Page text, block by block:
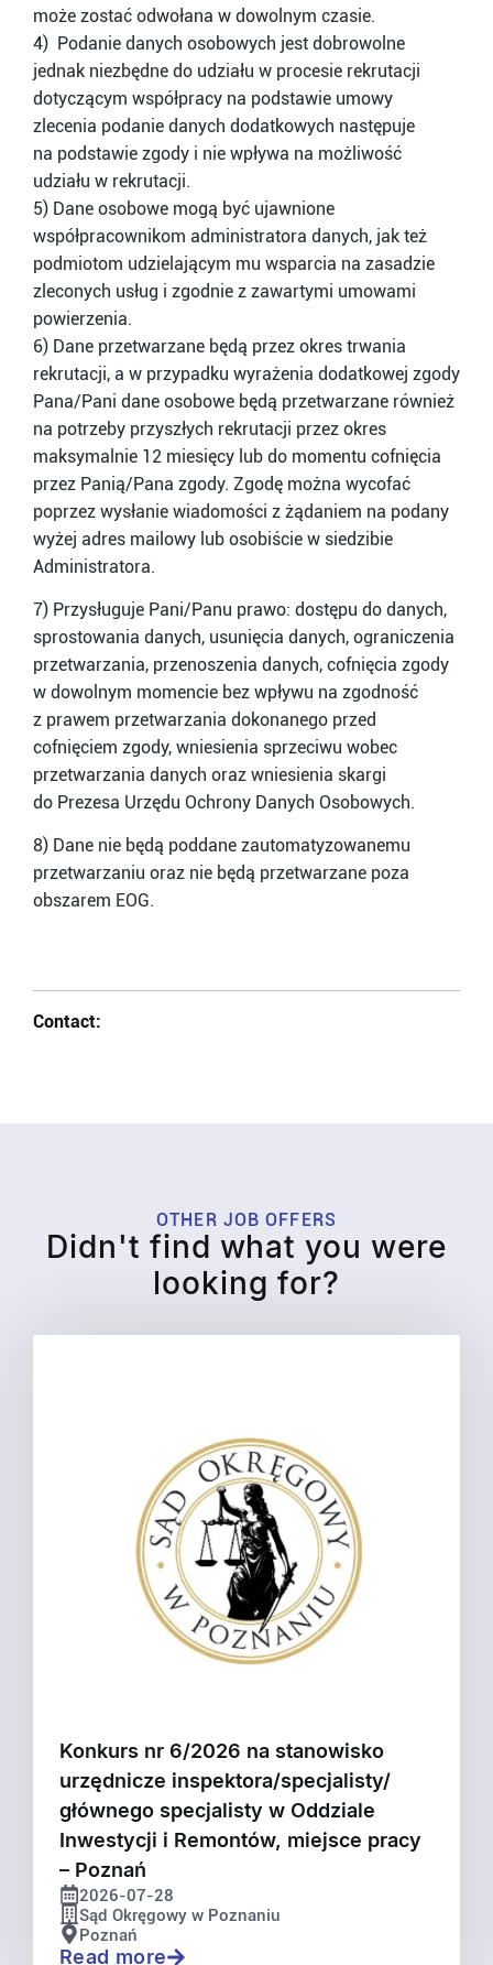
może zostać odwołana w dowolnym czasie.
4) Podanie danych osobowych jest dobrowolne
jednak niezbędne do udziału w procesie rekrutacji
dotyczącym współpracy na podstawie umowy
zlecenia podanie danych dodatkowych następuje
na podstawie zgody i nie wpływa na możliwość
udziału w rekrutacji.
5) Dane osobowe mogą być ujawnione
współpracownikom administratora danych, jak też
podmiotom udzielającym mu wsparcia na zasadzie
zleconych usług i zgodnie z zawartymi umowami
powierzenia.
6) Dane przetwarzane będą przez okres trwania
rekrutacji, a w przypadku wyrażenia dodatkowej zgody
Pana/Pani dane osobowe będą przetwarzane również
na potrzeby przyszłych rekrutacji przez okres
maksymalnie 12 miesięcy lub do momentu cofnięcia
przez Panią/Pana zgody. Zgodę można wycofać
poprzez wysłanie wiadomości z żądaniem na podany
wyżej adres mailowy lub osobiście w siedzibie
Administratora.
7) Przysługuje Pani/Panu prawo: dostępu do danych,
sprostowania danych, usunięcia danych, ograniczenia
przetwarzania, przenoszenia danych, cofnięcia zgody
w dowolnym momencie bez wpływu na zgodność
z prawem przetwarzania dokonanego przed
cofnięciem zgody, wniesienia sprzeciwu wobec
przetwarzania danych oraz wniesienia skargi
do Prezesa Urzędu Ochrony Danych Osobowych.
8) Dane nie będą poddane zautomatyzowanemu
przetwarzaniu oraz nie będą przetwarzane poza
obszarem EOG.
Contact:
OTHER JOB OFFERS
Didn't find what you were
looking for?
Konkurs nr 6/2026 na stanowisko
urzędnicze inspektora/specjalisty/
głównego specjalisty w Oddziale
Inwestycji i Remontów, miejsce pracy
– Poznań
2026-07-28
Sąd Okręgowy w Poznaniu
Poznań
Read more